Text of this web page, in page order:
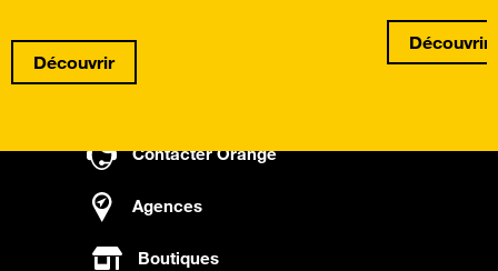
Découvrir
Découvrir
Contacter Orange
Agences
Boutiques